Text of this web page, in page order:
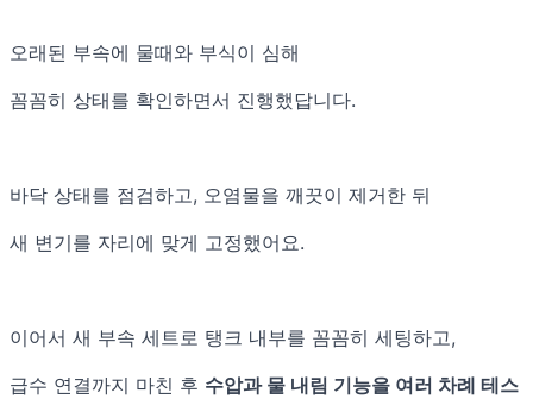
오래된 부속에 물때와 부식이 심해
꼼꼼히 상태를 확인하면서 진행했답니다.
바닥 상태를 점검하고, 오염물을 깨끗이 제거한 뒤
새 변기를 자리에 맞게 고정했어요.
이어서 새 부속 세트로 탱크 내부를 꼼꼼히 세팅하고,
급수 연결까지 마친 후 수압과 물 내림 기능을 여러 차례 테스